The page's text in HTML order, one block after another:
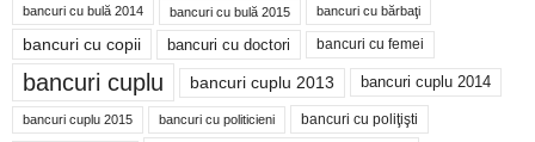
bancuri cu bulă 2014 bancuri cu bulă 2015 bancuri cu bărbaţi
bancuri cu copii bancuri cu doctori bancuri cu femei
bancuri cuplu bancuri cuplu 2013 bancuri cuplu 2014
bancuri cuplu 2015 bancuri cu politicieni bancuri cu poliţişti